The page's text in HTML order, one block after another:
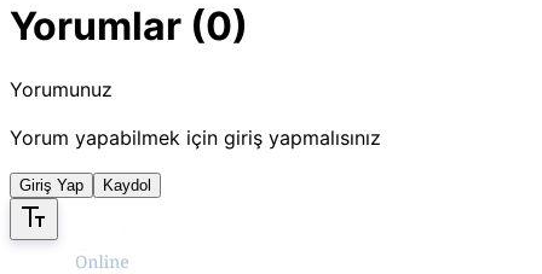
Yorumlar (0)
Yorumunuz
Yorum yapabilmek için giriş yapmalısınız
Giriş Yap Kaydol